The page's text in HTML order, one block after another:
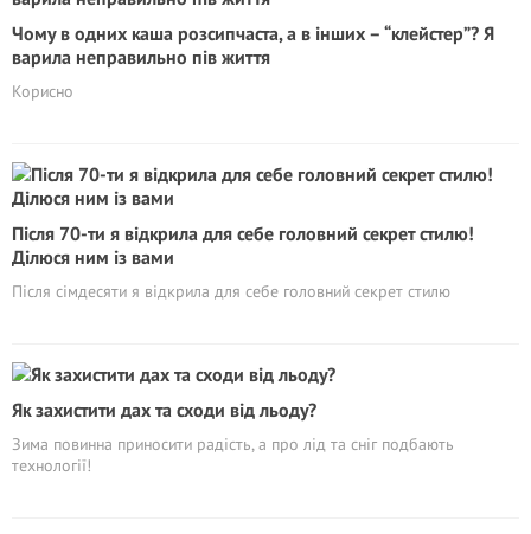
Чому в одних каша розсипчаста, а в інших – “клейстер”? Я
варила неправильно пів життя
Корисно
Після 70-ти я відкрила для себе головний секрет стилю!
Ділюся ним із вами
Після сімдесяти я відкрила для себе головний секрет стилю
Як захистити дах та сходи від льоду?
Зима повинна приносити радість, а про лід та сніг подбають
технології!